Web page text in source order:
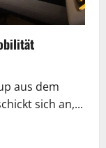
aus dem
sich an,...